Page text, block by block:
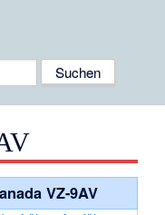
VZ-9AV